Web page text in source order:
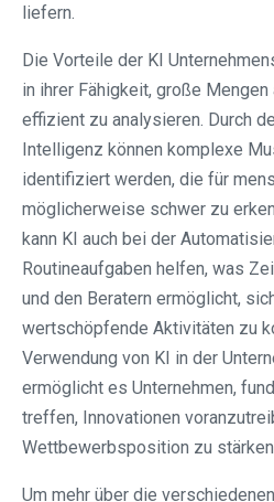
liefern.
Die Vorteile der KI
in ihrer Fähigkeit, große Mengen
effizient zu analysieren. Durch
Intelligenz können komplexe
identifiziert werden, die für
möglicherweise schwer zu
kann KI auch bei der
Routineaufgaben helfen, was
und den Beratern ermöglicht,
wertschöpfende Aktivitäten zu
Verwendung von KI in der
ermöglicht es Unternehmen,
treffen, Innovationen
Wettbewerbsposition zu
Um mehr über die